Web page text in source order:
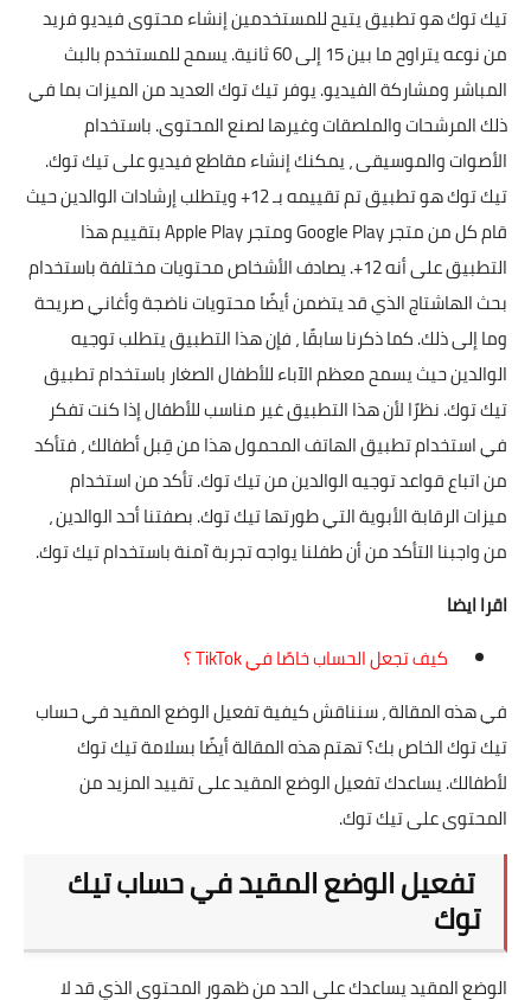
تيك توك هو تطبيق يتيح للمستخدمين إنشاء محتوى فيديو فريد
من نوعه يتراوح ما بين 15 إلى 60 ثانية. يسمح للمستخدم بالبث
المباشر ومشاركة الفيديو. يوفر تيك توك العديد من الميزات بما في
ذلك المرشحات والملصقات وغيرها لصنع المحتوى. باستخدام
الأصوات والموسيقى ، يمكنك إنشاء مقاطع فيديو على تيك توك.
تيك توك هو تطبيق تم تقييمه بـ 12+ ويتطلب إرشادات الوالدين حيث
قام كل من متجر Google Play ومتجر Apple Play بتقييم هذا
التطبيق على أنه 12+. يصادف الأشخاص محتويات مختلفة باستخدام
بحث الهاشتاج الذي قد يتضمن أيضًا محتويات ناضجة وأغاني صريحة
وما إلى ذلك. كما ذكرنا سابقًا ، فإن هذا التطبيق يتطلب توجيه
الوالدين حيث يسمح معظم الآباء للأطفال الصغار باستخدام تطبيق
تيك توك. نظرًا لأن هذا التطبيق غير مناسب للأطفال إذا كنت تفكر
في استخدام تطبيق الهاتف المحمول هذا من قِبل أطفالك ، فتأكد
من اتباع قواعد توجيه الوالدين من تيك توك. تأكد من استخدام
ميزات الرقابة الأبوية التي طورتها تيك توك. بصفتنا أحد الوالدين ،
من واجبنا التأكد من أن طفلنا يواجه تجربة آمنة باستخدام تيك توك.
اقرا ايضا
كيف تجعل الحساب خاصًا في TikTok ؟
في هذه المقالة ، سنناقش كيفية تفعيل الوضع المقيد في حساب
تيك توك الخاص بك؟ تهتم هذه المقالة أيضًا بسلامة تيك توك
لأطفالك. يساعدك تفعيل الوضع المقيد على تقييد المزيد من
المحتوى على تيك توك.
تفعيل الوضع المقيد في حساب تيك
توك
الوضع المقيد يساعدك على الحد من ظهور المحتوى الذي قد لا